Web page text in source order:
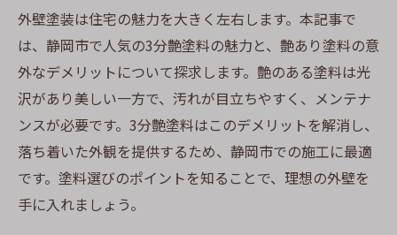
外壁塗装は住宅の魅力を大きく左右します。本記事で
は、静岡市で人気の3分艶塗料の魅力と、艶あり塗料の意
外なデメリットについて探求します。艶のある塗料は光
沢があり美しい一方で、汚れが目立ちやすく、メンテナ
ンスが必要です。3分艶塗料はこのデメリットを解消し、
落ち着いた外観を提供するため、静岡市での施工に最適
です。塗料選びのポイントを知ることで、理想の外壁を
手に入れましょう。